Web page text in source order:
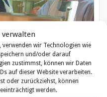
wir Technologien wie
und/oder darauf
zustimmst, können wir Daten
auf dieser Website verarbeiten.
oder zurückziehst, können
werden.